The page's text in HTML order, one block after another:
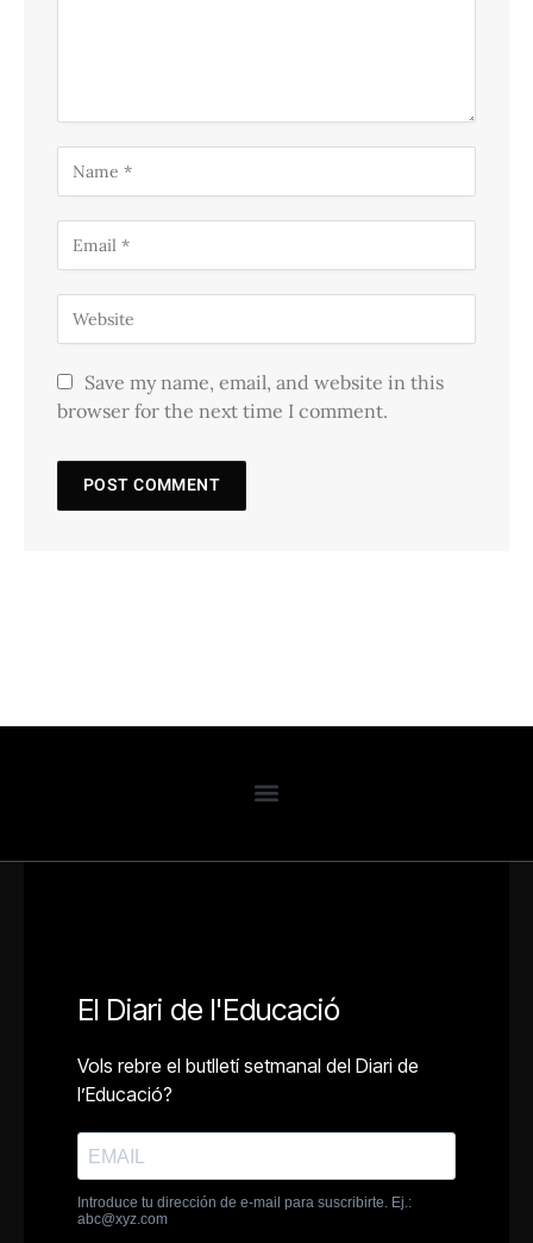
Save my name, email, and website in this
browser for the next time I comment.